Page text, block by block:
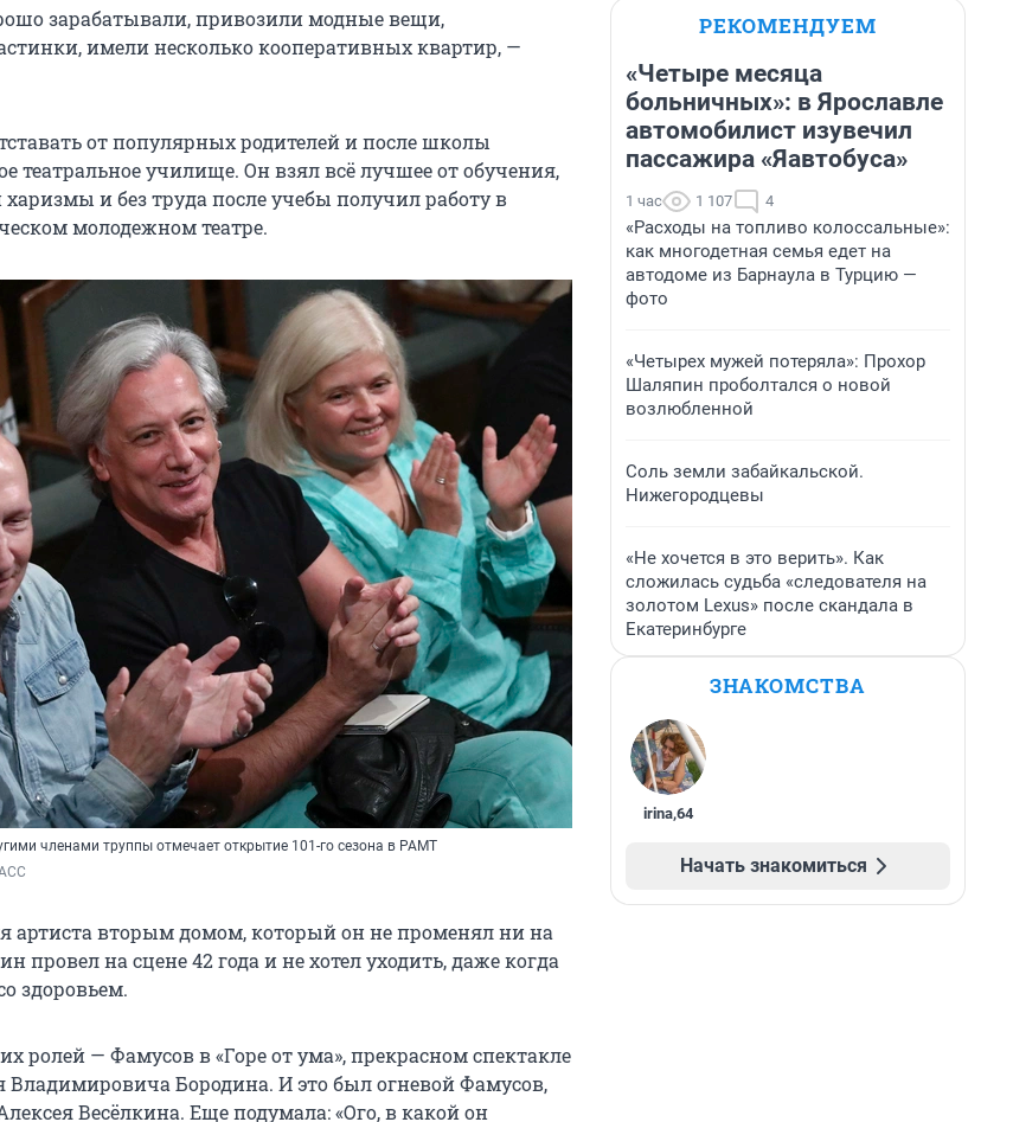
зарабатывали, привозили модные вещи,
имели несколько кооперативных квартир, —
от популярных родителей и после школы
театральное училище. Он взял всё лучшее от обучения,
харизмы и без труда после учебы получил работу в
молодежном театре.
членами труппы отмечает открытие 101-го сезона в РАМТ
артиста вторым домом, который он не променял ни на
провел на сцене 42 года и не хотел уходить, даже когда
здоровьем.
ролей — Фамусов в «Горе от ума», прекрасном спектакле
Владимировича Бородина. И это был огневой Фамусов,
Весёлкина. Еще подумала: «Ого, в какой он
РЕКОМЕНДУЕМ
«Четыре месяца
больничных»: в Ярославле
автомобилист изувечил
пассажира «Яавтобуса»
1 час 1 107 4
«Расходы на топливо колоссальные»:
как многодетная семья едет на
автодоме из Барнаула в Турцию —
фото
«Четырех мужей потеряла»: Прохор
Шаляпин проболтался о новой
возлюбленной
Соль земли забайкальской.
Нижегородцевы
«Не хочется в это верить». Как
сложилась судьба «следователя на
золотом Lexus» после скандала в
Екатеринбурге
ЗНАКОМСТВА
irina,64
Начать знакомиться